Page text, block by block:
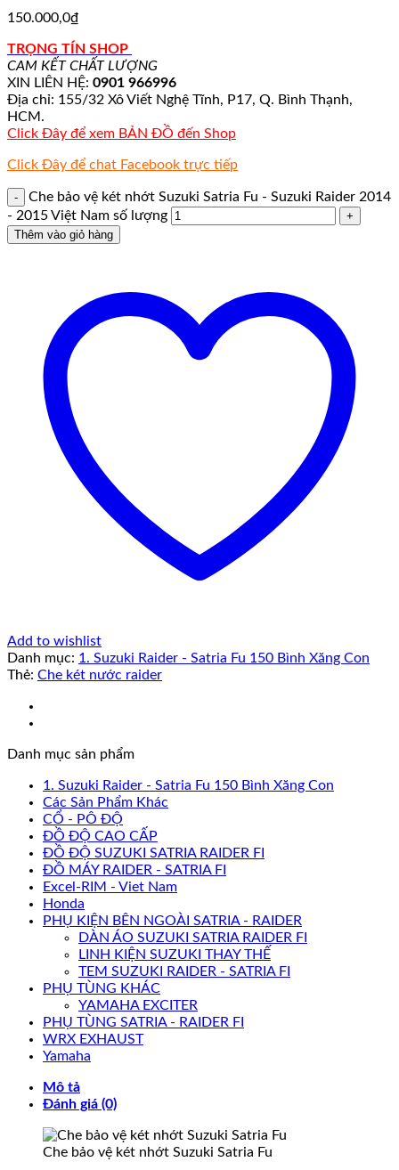
150.000,0₫
TRỌNG TÍN SHOP
CAM KẾT CHẤT LƯỢNG
XIN LIÊN HỆ: 0901 966996
Địa chỉ: 155/32 Xô Viết Nghệ Tĩnh, P17, Q. Bình Thạnh,
HCM.
Click Đây để xem BẢN ĐỒ đến Shop
Click Đây để chat Facebook trực tiếp
Che bảo vệ két nhớt Suzuki Satria Fu - Suzuki Raider 2014
- 2015 Việt Nam số lượng
Thêm vào giỏ hàng
Add to wishlist
Danh mục: 1. Suzuki Raider - Satria Fu 150 Bình Xăng Con
Thẻ: Che két nước raider
Danh mục sản phẩm
1. Suzuki Raider - Satria Fu 150 Bình Xăng Con
Các Sản Phẩm Khác
CỔ - PÔ ĐỘ
ĐỒ ĐỘ CAO CẤP
ĐỒ ĐỘ SUZUKI SATRIA RAIDER FI
ĐỒ MÁY RAIDER - SATRIA FI
Excel-RIM - Viet Nam
Honda
PHỤ KIỆN BÊN NGOÀI SATRIA - RAIDER
DÀN ÁO SUZUKI SATRIA RAIDER FI
LINH KIỆN SUZUKI THAY THẾ
TEM SUZUKI RAIDER - SATRIA FI
PHỤ TÙNG KHÁC
YAMAHA EXCITER
PHỤ TÙNG SATRIA - RAIDER FI
WRX EXHAUST
Yamaha
Mô tả
Đánh giá (0)
Che bảo vệ két nhớt Suzuki Satria Fu